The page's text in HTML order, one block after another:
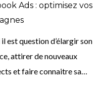
Ads : optimisez vos
est question d’élargir son
attirer de nouveaux
et faire connaitre sa…